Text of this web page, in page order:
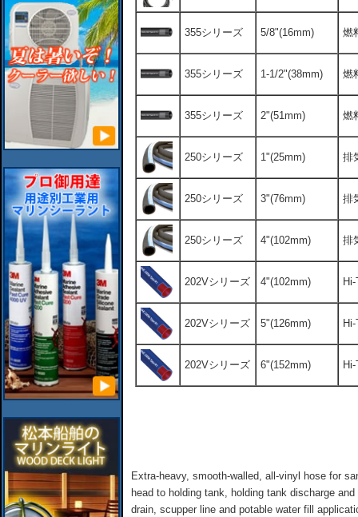
355シリーズ 5/8"(16mm) 燃
355シリーズ 1-1/2"(38mm) 燃
355シリーズ 2"(51mm) 燃
250シリーズ 1"(25mm) 排
250シリーズ 3"(76mm) 排
250シリーズ 4"(102mm) 排
202Vシリーズ 4"(102mm)
202Vシリーズ 5"(126mm)
202Vシリーズ 6"(152mm)
Extra-heavy, smooth-walled, all-vinyl hose for
head to holding tank, holding tank discharge
drain, scupper line and potable water fill